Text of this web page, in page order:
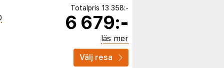
Totalpris 13 358:-
6 679:-
läs mer
Välj resa